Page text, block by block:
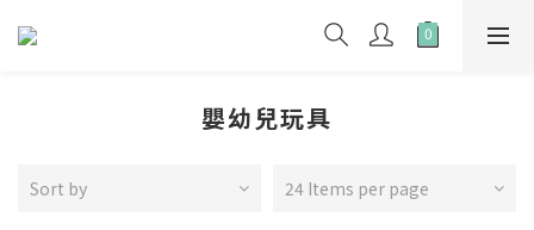
嬰幼兒玩具
Sort by 24 Items per page